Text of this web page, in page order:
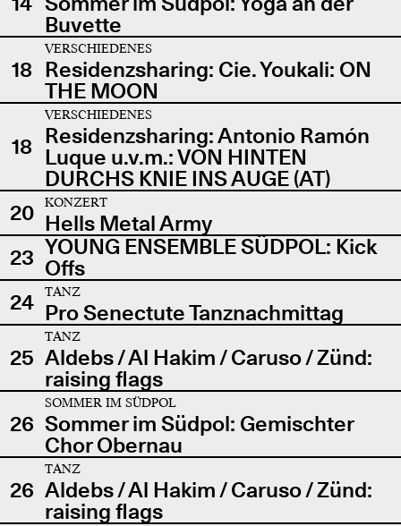
Buvette
18
VERSCHIEDENES
Residenzsharing: Cie. Youkali: ON
THE MOON
18
VERSCHIEDENES
Residenzsharing: Antonio Ramón
Luque u.v.m.: VON HINTEN
DURCHS KNIE INS AUGE (AT)
20
KONZERT
Hells Metal Army
23 YOUNG ENSEMBLE SÜDPOL: Kick
Offs
24
TANZ
Pro Senectute Tanznachmittag
25
TANZ
Aldebs / Al Hakim / Caruso / Zünd:
raising flags
26
SOMMER IM SÜDPOL
Sommer im Südpol: Gemischter
Chor Obernau
26
TANZ
Aldebs / Al Hakim / Caruso / Zünd:
raising flags